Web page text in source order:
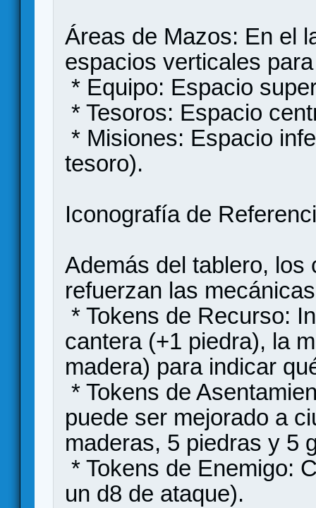
​Áreas de Mazos: En el
espacios verticales
* ​Equipo: Espacio
* Tesoros: Espacio
* Misiones: Espacio
tesoro).
Iconografía de
​Además del tablero, los
refuerzan las
* ​Tokens de Recurso:
cantera (+1 piedra), la
madera) para indicar
* Tokens de
puede ser mejorado a
maderas, 5 piedras y 5
* Tokens de Enemigo:
un d8 de ataque).